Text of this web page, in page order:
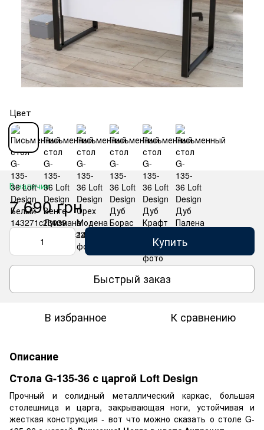
Цвет
В наличии
7 690 грн
Купить
Быстрый заказ
В избранное К сравнению
Описание
Стола G-135-36 с царгой Loft Design
Прочный и солидный металлический каркас, большая
столешница и царга, закрывающая ноги, устойчивая и
жесткая конструкция - вот что можно сказать о столе G-